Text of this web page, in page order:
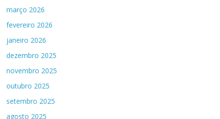
março 2026
fevereiro 2026
janeiro 2026
dezembro 2025
novembro 2025
outubro 2025
setembro 2025
agosto 2025